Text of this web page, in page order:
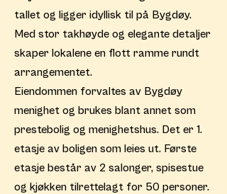
tallet og ligger idyllisk til på Bygdøy.
Med stor takhøyde og elegante detaljer
skaper lokalene en flott ramme rundt
arrangementet.
​Eiendommen forvaltes av Bygdøy
menighet og brukes blant annet som
prestebolig og menighetshus. Det er 1.
etasje av boligen som leies ut. Første
etasje består av 2 salonger, spisestue
og kjøkken tilrettelagt for 50 personer.